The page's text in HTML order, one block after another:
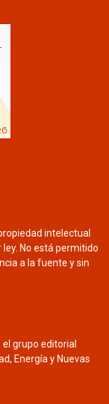
intelectual
ley. No está permitido
a la fuente y sin
el grupo editorial
Energía y Nuevas